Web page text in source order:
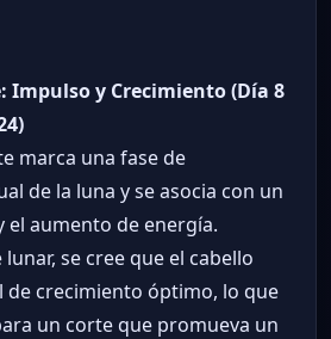
Impulso y Crecimiento (Día 8
marca una fase de
de la luna y se asocia con un
el aumento de energía.
se cree que el cabello
de crecimiento óptimo, lo que
un corte que promueva un